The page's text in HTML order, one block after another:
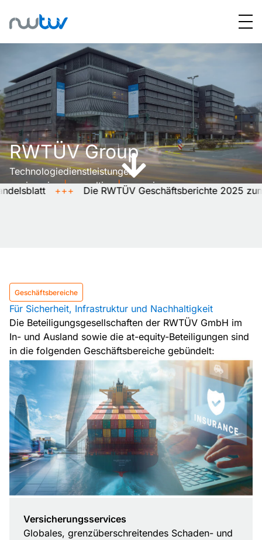
RWTÜV Group
Technologiedienstleistungen
engineering|consulting|surveying
+++ Die RWTÜV Geschäftsberichte 2025 zum
Geschäftsbereiche
Für Sicherheit, Infrastruktur und Nachhaltigkeit
Die Beteiligungsgesellschaften der RWTÜV GmbH im
In- und Ausland sowie die at-equity-Beteiligungen sind
in die folgenden Geschäftsbereiche gebündelt:
Versicherungsservices
Globales, grenzüberschreitendes Schaden- und